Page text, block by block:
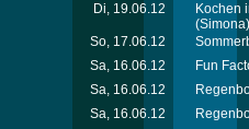
Di, 19.06.12
Kochen
(Simona)
So, 17.06.12
Sa, 16.06.12
Fun
Sa, 16.06.12
Sa, 16.06.12